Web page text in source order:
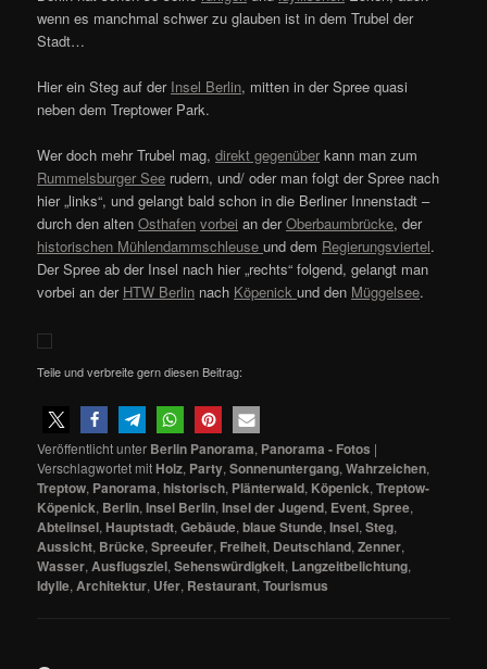
wenn es manchmal schwer zu glauben ist in dem Trubel der
Stadt…
Hier ein Steg auf der Insel Berlin, mitten in der Spree quasi
neben dem Treptower Park.
Wer doch mehr Trubel mag,direkt gegenüber kann man zum
Rummelsburger See rudern, und/ oder man folgt der Spree nach
hier „links“, und gelangt bald schon in die Berliner Innenstadt –
durch den altenOsthafen vorbei an derOberbaumbrücke, der
historischen Mühlendammschleuseund dem Regierungsviertel.
Der Spree ab der Insel nach hier „rechts“ folgend, gelangt man
vorbei an der HTW Berlin nach Köpenickund den Müggelsee.
Teile und verbreite gern diesen Beitrag:
Veröffentlicht unter Berlin Panorama, Panorama - Fotos |
Verschlagwortet mit Holz, Party,Sonnenuntergang,Wahrzeichen,
Treptow, Panorama,historisch, Plänterwald, Köpenick,Treptow-
Köpenick, Berlin,Insel Berlin,Insel der Jugend, Event,Spree,
Abteiinsel, Hauptstadt,Gebäude,blaue Stunde,Insel,Steg,
Aussicht, Brücke,Spreeufer, Freiheit, Deutschland,Zenner,
Wasser, Ausflugsziel,Sehenswürdigkeit, Langzeitbelichtung,
Idylle, Architektur, Ufer, Restaurant,Tourismus